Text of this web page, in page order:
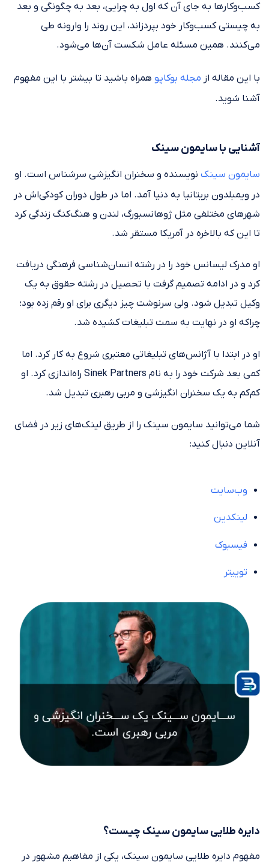
کسب‌وکارها به جای آن که اول به چرایی، بعد به چگونگی و بعد
به چیستی کسب‌وکار خود بپردزاند، این روند را وارونه طی
می‌کنند. همین مسئله عامل شکست آن‌ها می‌شود.
با این مقاله از مجله بوکاپو همراه باشید تا بیشتر با این مفهوم
آشنا شوید.
آشنایی با سایمون سینک
سایمون سینک نویسنده و سخنران انگیزشی سرشناس است. او
در ویمبلدون بریتانیا به دنیا آمد. اما در طول دوران کودکی‌اش در
شهرهای مختلفی مثل ژوهانسبورگ، لندن و هنگ‌کنگ زندگی کرد
تا این که بالاخره در آمریکا مستقر شد.
او مدرک لیسانس خود را در رشته انسان‌شناسی فرهنگی دریافت
کرد و در ادامه تصمیم گرفت با تحصیل در رشته حقوق به یک
وکیل تبدیل شود. ولی سرنوشت چیز دیگری برای او رقم زده بود؛
چراکه او در نهایت به سمت تبلیغات کشیده شد.
او در ابتدا با آژانس‌های تبلیغاتی معتبری شروع به کار کرد. اما
کمی بعد شرکت خود را به نام Sinek Partners راه‌اندازی کرد. او
کم‌کم به یک سخنران انگیزشی و مربی رهبری تبدیل شد.
شما می‌توانید سایمون سینک را از طریق لینک‌های زیر در فضای
آنلاین دنبال کنید:
وب‌سایت
لینکدین
فیسبوک
توییتر
دایره طلایی سایمون سینک چیست؟
مفهوم دایره طلایی سایمون سینک، یکی از مفاهیم مشهور در